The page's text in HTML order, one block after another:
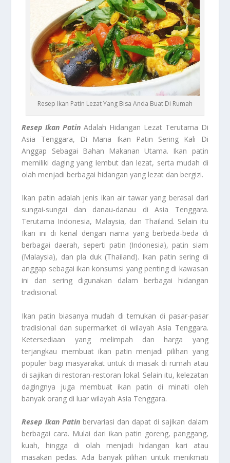
Resep Ikan Patin Lezat Yang Bisa Anda Buat Di Rumah
Resep Ikan Patin Adalah Hidangan Lezat Terutama Di
Asia Tenggara, Di Mana Ikan Patin Sering Kali Di
Anggap Sebagai Bahan Makanan Utama. Ikan patin
memiliki daging yang lembut dan lezat, serta mudah di
olah menjadi berbagai hidangan yang lezat dan bergizi.
Ikan patin adalah jenis ikan air tawar yang berasal dari
sungai-sungai dan danau-danau di Asia Tenggara.
Terutama Indonesia, Malaysia, dan Thailand. Selain itu
Ikan ini di kenal dengan nama yang berbeda-beda di
berbagai daerah, seperti patin (Indonesia), patin siam
(Malaysia), dan pla duk (Thailand). Ikan patin sering di
anggap sebagai ikan konsumsi yang penting di kawasan
ini dan sering digunakan dalam berbagai hidangan
tradisional.
Ikan patin biasanya mudah di temukan di pasar-pasar
tradisional dan supermarket di wilayah Asia Tenggara.
Ketersediaan yang melimpah dan harga yang
terjangkau membuat ikan patin menjadi pilihan yang
populer bagi masyarakat untuk di masak di rumah atau
di sajikan di restoran-restoran lokal. Selain itu, kelezatan
dagingnya juga membuat ikan patin di minati oleh
banyak orang di luar wilayah Asia Tenggara.
Resep Ikan Patinbervariasi dan dapat di sajikan dalam
berbagai cara. Mulai dari ikan patin goreng, panggang,
kuah, hingga di olah menjadi hidangan kari atau
masakan pedas. Ada banyak pilihan untuk menikmati